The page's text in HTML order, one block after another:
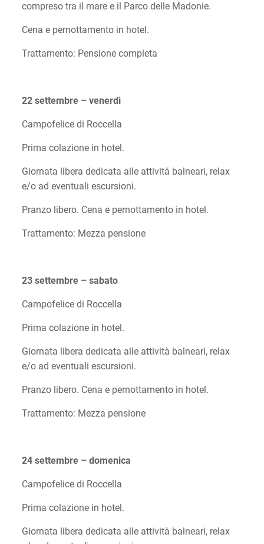
compreso tra il mare e il Parco delle Madonie.
Cena e pernottamento in hotel.
Trattamento: Pensione completa
22 settembre – venerdì
Campofelice di Roccella
Prima colazione in hotel.
Giornata libera dedicata alle attività balneari, relax
e/o ad eventuali escursioni.
Pranzo libero. Cena e pernottamento in hotel.
Trattamento: Mezza pensione
23 settembre – sabato
Campofelice di Roccella
Prima colazione in hotel.
Giornata libera dedicata alle attività balneari, relax
e/o ad eventuali escursioni.
Pranzo libero. Cena e pernottamento in hotel.
Trattamento: Mezza pensione
24 settembre – domenica
Campofelice di Roccella
Prima colazione in hotel.
Giornata libera dedicata alle attività balneari, relax